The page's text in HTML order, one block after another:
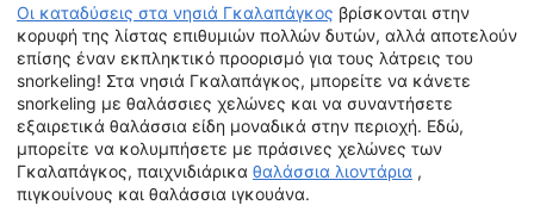
Οι καταδύσεις στα νησιά Γκαλαπάγκος βρίσκονται στην
κορυφή της λίστας επιθυμιών πολλών δυτών, αλλά αποτελούν
επίσης έναν εκπληκτικό προορισμό για τους λάτρεις του
snorkeling! Στα νησιά Γκαλαπάγκος, μπορείτε να κάνετε
snorkeling με θαλάσσιες χελώνες και να συναντήσετε
εξαιρετικά θαλάσσια είδη μοναδικά στην περιοχή. Εδώ,
μπορείτε να κολυμπήσετε με πράσινες χελώνες των
Γκαλαπάγκος, παιχνιδιάρικα θαλάσσια λιοντάρια ,
πιγκουίνους και θαλάσσια ιγκουάνα.